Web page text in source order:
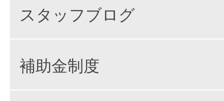
スタッフブログ
補助金制度